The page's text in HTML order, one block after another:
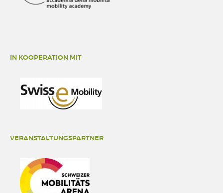
IN KOOPERATION MIT
VERANSTALTUNGSPARTNER